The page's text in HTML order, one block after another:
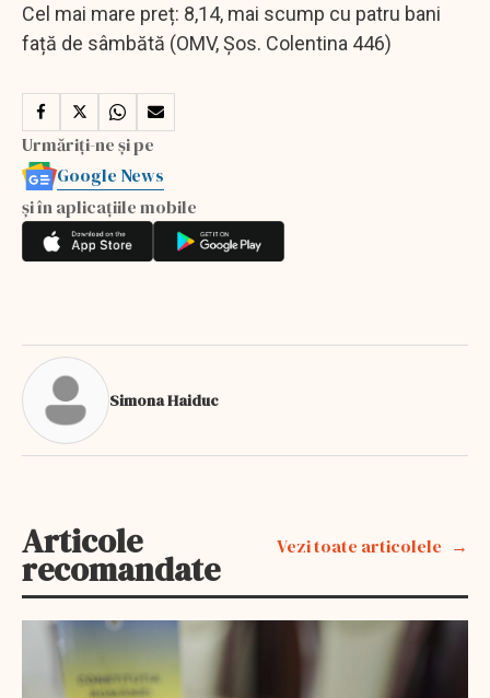
Cel mai mare preț: 8,14, mai scump cu patru bani
față de sâmbătă (OMV, Șos. Colentina 446)
Urmăriți-ne și pe
Google News
și în aplicațiile mobile
Simona Haiduc
Articole
recomandate
Vezi toate articolele